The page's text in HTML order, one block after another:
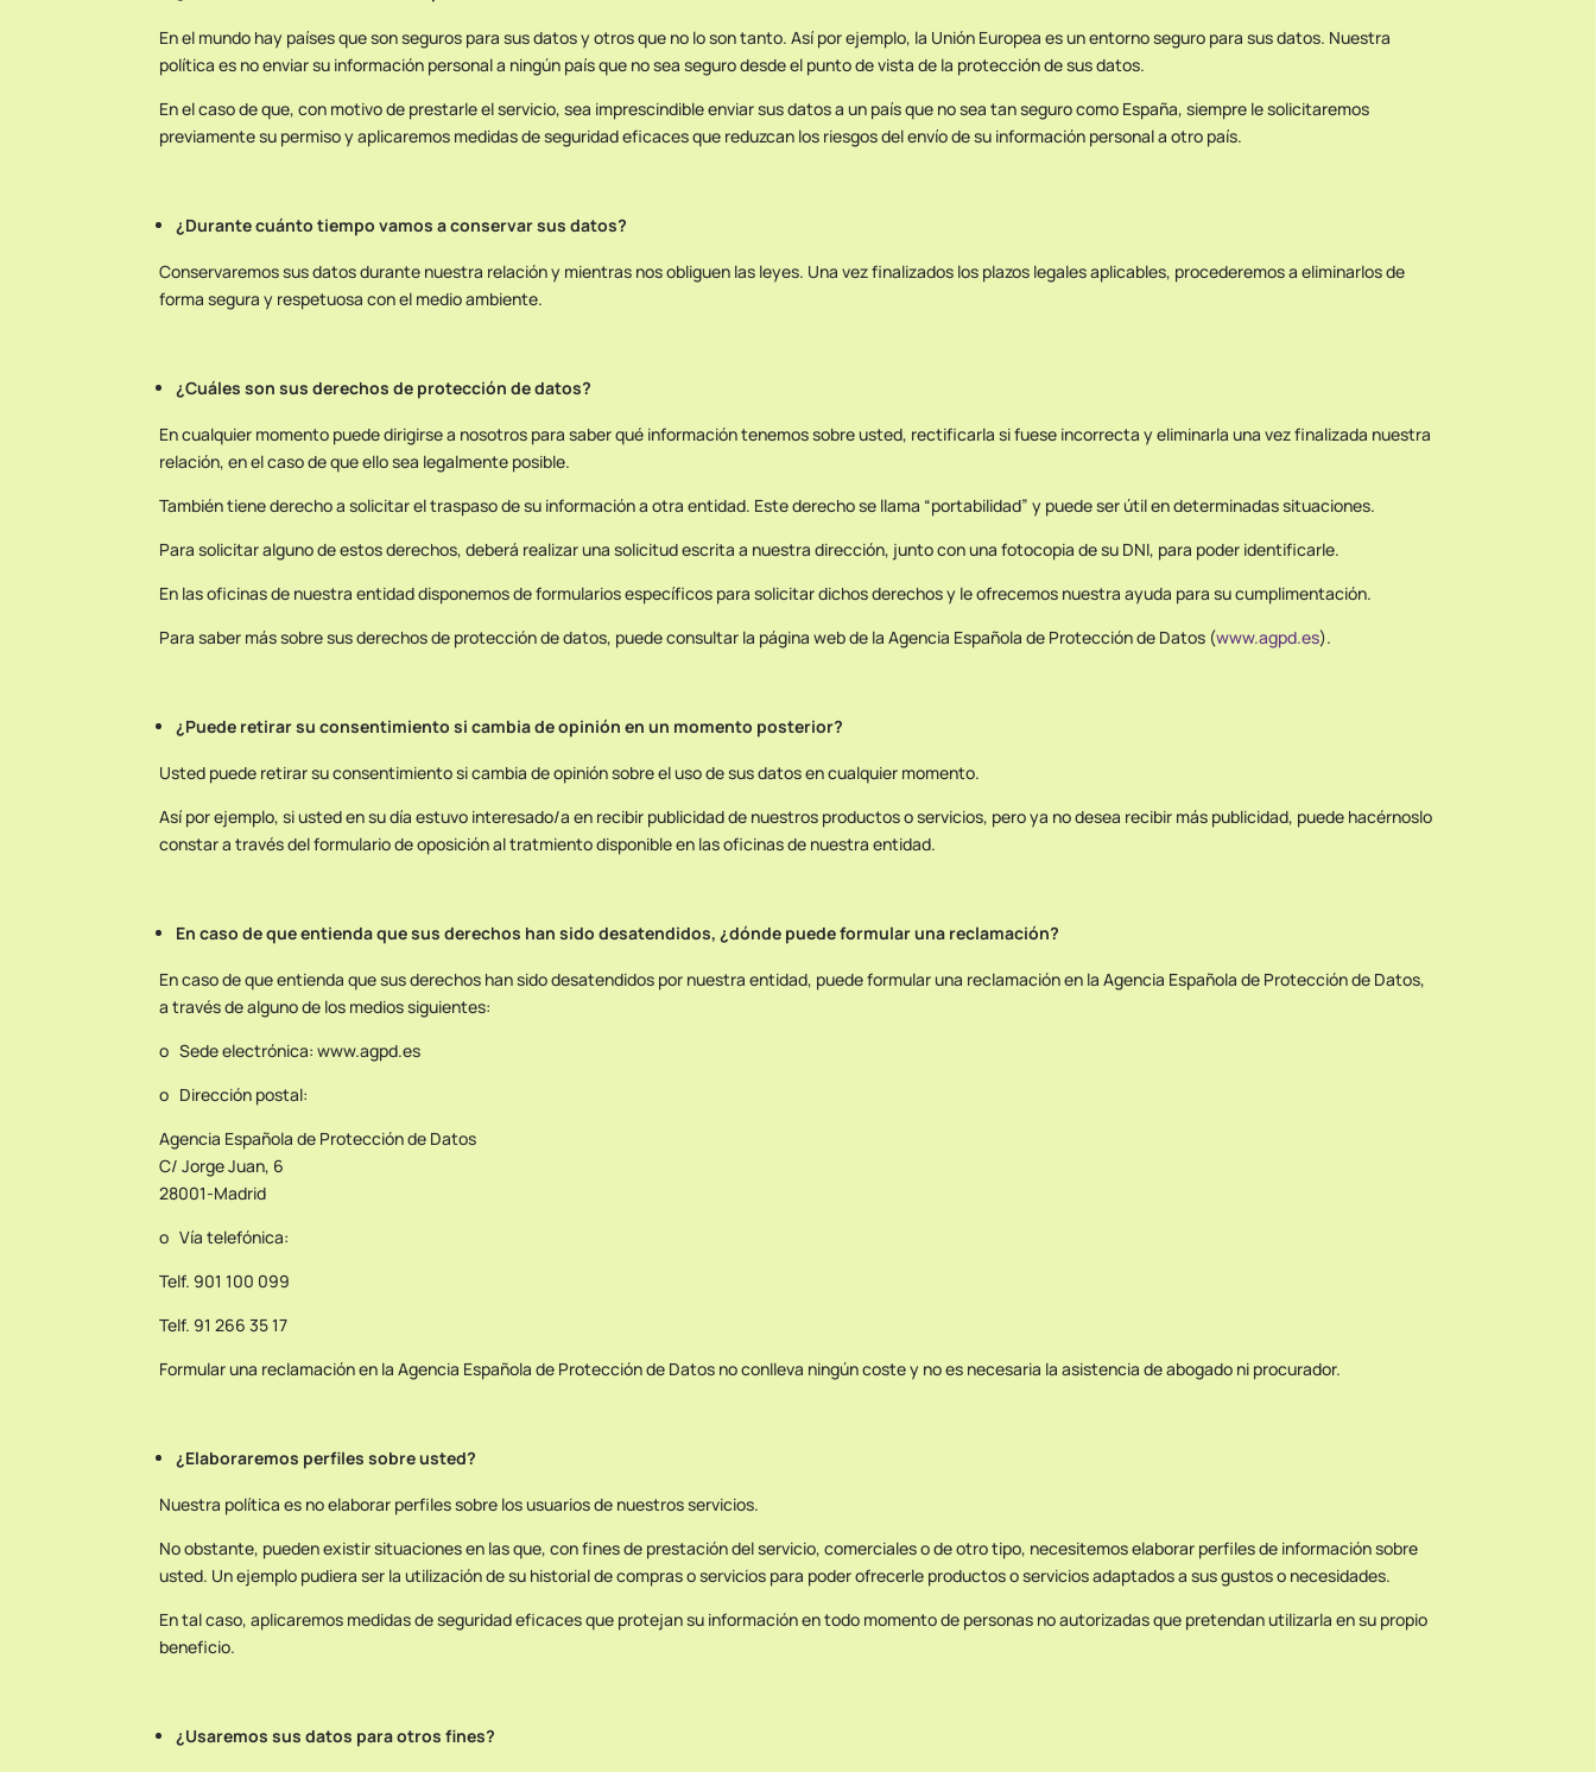
En el mundo hay países que son seguros para sus datos y otros que no lo son tanto. Así por ejemplo, la Unión Europea es un entorno seguro para sus datos. Nuestra
política es no enviar su información personal a ningún país que no sea seguro desde el punto de vista de la protección de sus datos.
En el caso de que, con motivo de prestarle el servicio, sea imprescindible enviar sus datos a un país que no sea tan seguro como España, siempre le solicitaremos
previamente su permiso y aplicaremos medidas de seguridad eficaces que reduzcan los riesgos del envío de su información personal a otro país.
¿Durante cuánto tiempo vamos a conservar sus datos?
Conservaremos sus datos durante nuestra relación y mientras nos obliguen las leyes. Una vez finalizados los plazos legales aplicables, procederemos a eliminarlos de
forma segura y respetuosa con el medio ambiente.
¿Cuáles son sus derechos de protección de datos?
En cualquier momento puede dirigirse a nosotros para saber qué información tenemos sobre usted, rectificarla si fuese incorrecta y eliminarla una vez finalizada nuestra
relación, en el caso de que ello sea legalmente posible.
También tiene derecho a solicitar el traspaso de su información a otra entidad. Este derecho se llama “portabilidad” y puede ser útil en determinadas situaciones.
Para solicitar alguno de estos derechos, deberá realizar una solicitud escrita a nuestra dirección, junto con una fotocopia de su DNI, para poder identificarle.
En las oficinas de nuestra entidad disponemos de formularios específicos para solicitar dichos derechos y le ofrecemos nuestra ayuda para su cumplimentación.
Para saber más sobre sus derechos de protección de datos, puede consultar la página web de la Agencia Española de Protección de Datos (www.agpd.es).
¿Puede retirar su consentimiento si cambia de opinión en un momento posterior?
Usted puede retirar su consentimiento si cambia de opinión sobre el uso de sus datos en cualquier momento.
Así por ejemplo, si usted en su día estuvo interesado/a en recibir publicidad de nuestros productos o servicios, pero ya no desea recibir más publicidad, puede hacérnoslo
constar a través del formulario de oposición al tratmiento disponible en las oficinas de nuestra entidad.
En caso de que entienda que sus derechos han sido desatendidos, ¿dónde puede formular una reclamación?
En caso de que entienda que sus derechos han sido desatendidos por nuestra entidad, puede formular una reclamación en la Agencia Española de Protección de Datos,
a través de alguno de los medios siguientes:
o Sede electrónica: www.agpd.es
o Dirección postal:
Agencia Española de Protección de Datos
C/ Jorge Juan, 6
28001-Madrid
o Vía telefónica:
Telf. 901 100 099
Telf. 91 266 35 17
Formular una reclamación en la Agencia Española de Protección de Datos no conlleva ningún coste y no es necesaria la asistencia de abogado ni procurador.
¿Elaboraremos perfiles sobre usted?
Nuestra política es no elaborar perfiles sobre los usuarios de nuestros servicios.
No obstante, pueden existir situaciones en las que, con fines de prestación del servicio, comerciales o de otro tipo, necesitemos elaborar perfiles de información sobre
usted. Un ejemplo pudiera ser la utilización de su historial de compras o servicios para poder ofrecerle productos o servicios adaptados a sus gustos o necesidades.
En tal caso, aplicaremos medidas de seguridad eficaces que protejan su información en todo momento de personas no autorizadas que pretendan utilizarla en su propio
beneficio.
¿Usaremos sus datos para otros fines?